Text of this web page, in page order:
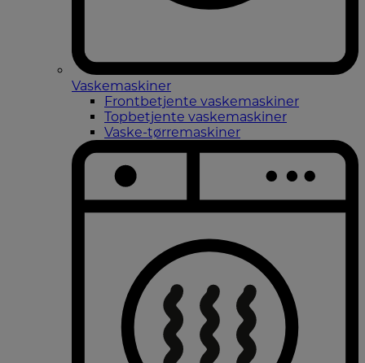
Vaskemaskiner
Frontbetjente vaskemaskiner
Topbetjente vaskemaskiner
Vaske-tørremaskiner